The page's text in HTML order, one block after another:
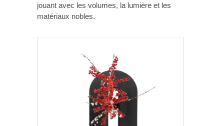
jouant avec les volumes, la lumière et les
matériaux nobles.